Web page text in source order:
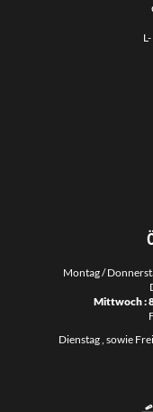
Abteilung für
Fotogalerie
Montag /
Mittwoch :
Dienstag , sowie